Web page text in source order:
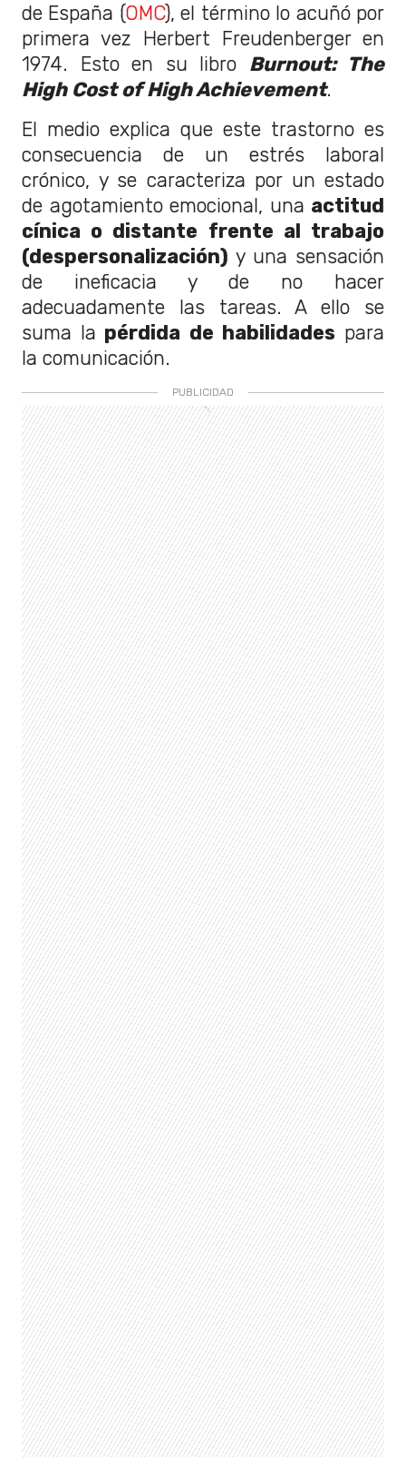
de España (OMC), el término lo acuñó por
primera vez Herbert Freudenberger en
1974. Esto en su libro Burnout: The
High Cost of High Achievement.
El medio explica que este trastorno es
consecuencia de un estrés laboral
crónico, y se caracteriza por un estado
de agotamiento emocional, una actitud
cínica o distante frente al trabajo
(despersonalización) y una sensación
de ineficacia y de no hacer
adecuadamente las tareas. A ello se
suma la pérdida de habilidades para
la comunicación.